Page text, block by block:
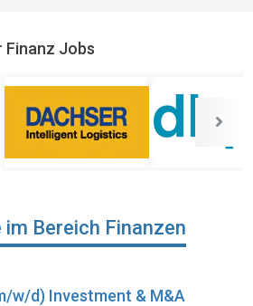
Jobs
Bereich Finanzen
w/d) Investment & M&A